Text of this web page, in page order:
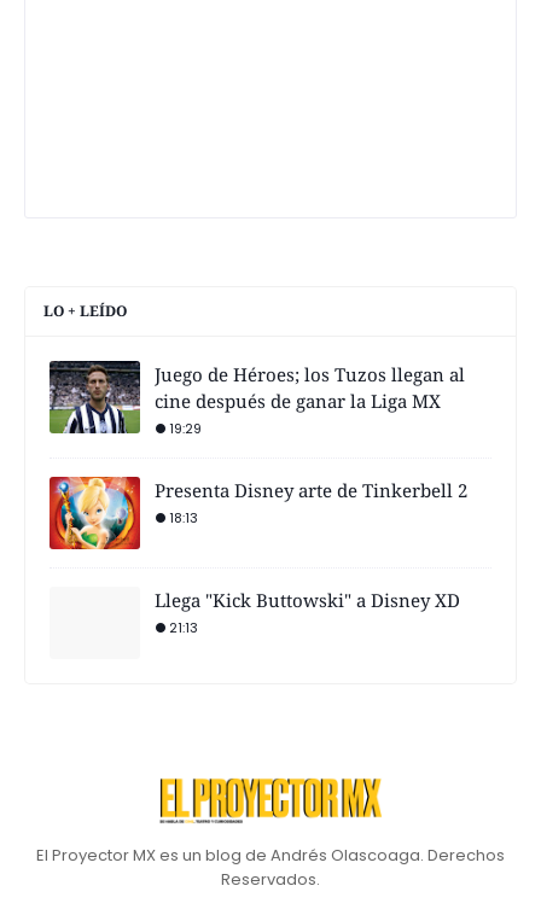
LO + LEÍDO
Juego de Héroes; los Tuzos llegan al
cine después de ganar la Liga MX
19:29
Presenta Disney arte de Tinkerbell 2
18:13
Llega "Kick Buttowski" a Disney XD
21:13
El Proyector MX es un blog de Andrés Olascoaga. Derechos
Reservados.